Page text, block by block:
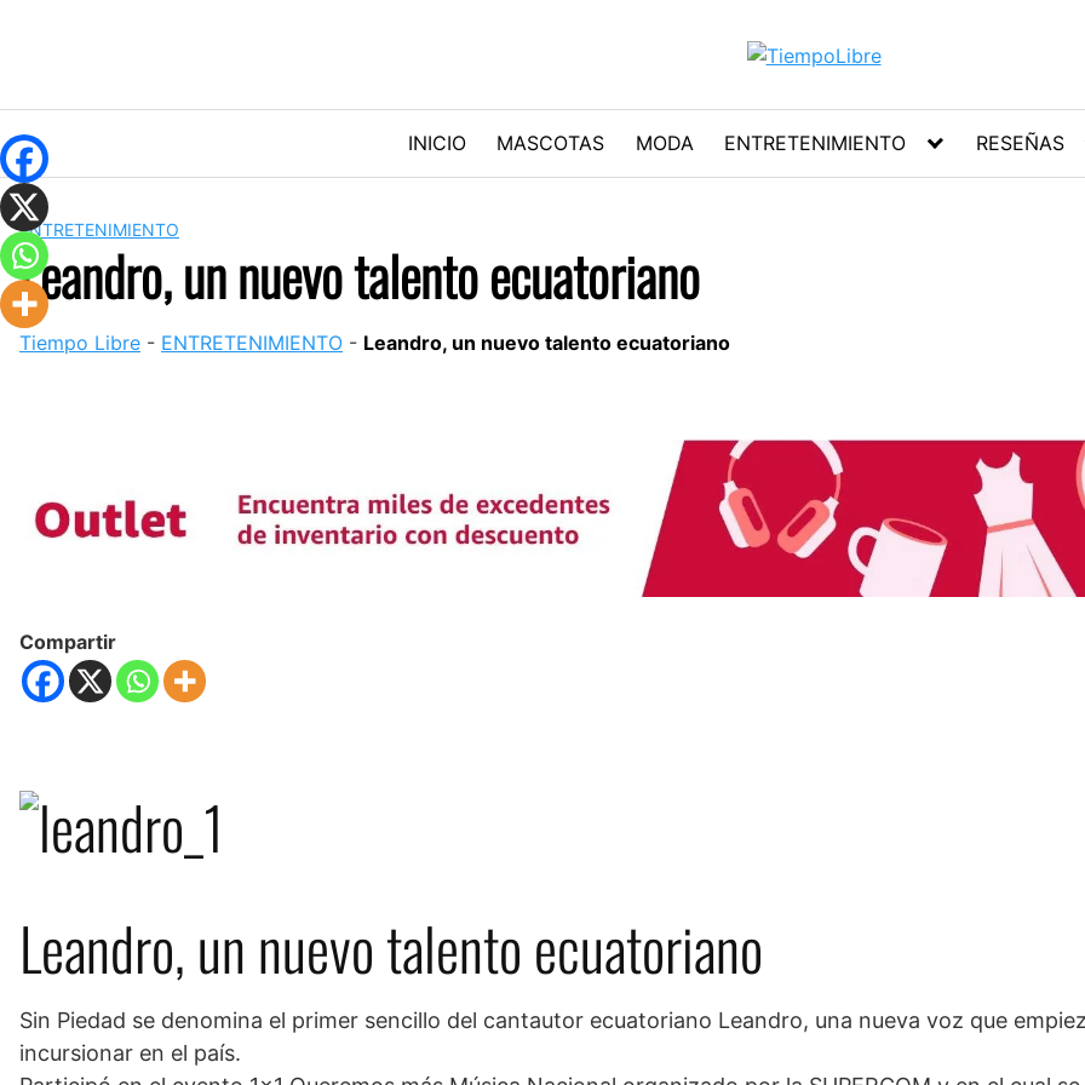
INICIO MASCOTAS MODA ENTRETENIMIENTO RESEÑAS
ENTRETENIMIENTO
Leandro, un nuevo talento ecuatoriano
Tiempo Libre - ENTRETENIMIENTO - Leandro, un nuevo talento ecuatoriano
Compartir
Leandro, un nuevo talento ecuatoriano
Sin Piedad se denomina el primer sencillo del cantautor ecuatoriano Leandro, una nueva voz que
incursionar en el país.